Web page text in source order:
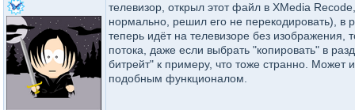
телевизор, открыл этот файл в XMedia
нормально, решил его не перекодировать),
теперь идёт на телевизоре без изображения,
потока, даже если выбрать "копировать" в
битрейт" к примеру, что тоже странно. Может
подобным функционалом.